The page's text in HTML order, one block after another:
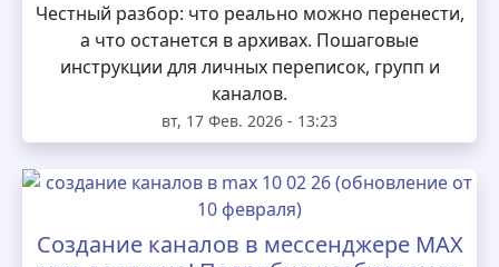
Честный разбор: что реально можно перенести,
а что останется в архивах. Пошаговые
инструкции для личных переписок, групп и
каналов.
вт, 17 Фев. 2026 - 13:23
Создание каналов в мессенджере MAX